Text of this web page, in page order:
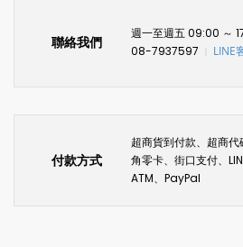
聯絡我們
週一至週五 09:00 ～
08-7937597
LINE
付款方式
超商貨到付款、超商
角零卡、街口支付、
ATM、PayPal